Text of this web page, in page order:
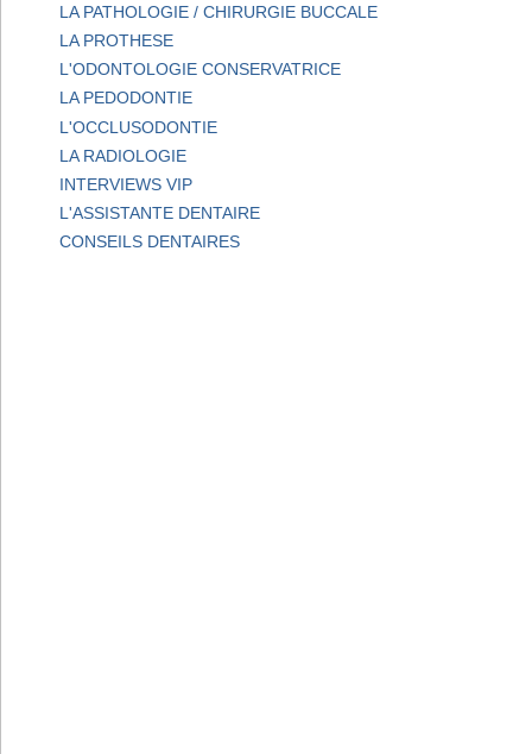
LA PATHOLOGIE / CHIRURGIE BUCCALE
LA PROTHESE
L'ODONTOLOGIE CONSERVATRICE
LA PEDODONTIE
L'OCCLUSODONTIE
LA RADIOLOGIE
INTERVIEWS VIP
L'ASSISTANTE DENTAIRE
CONSEILS DENTAIRES